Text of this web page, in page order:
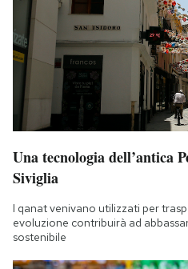
Una tecnologia dell’antica
Siviglia
I qanat venivano utilizzati per
evoluzione contribuirà ad
sostenibile